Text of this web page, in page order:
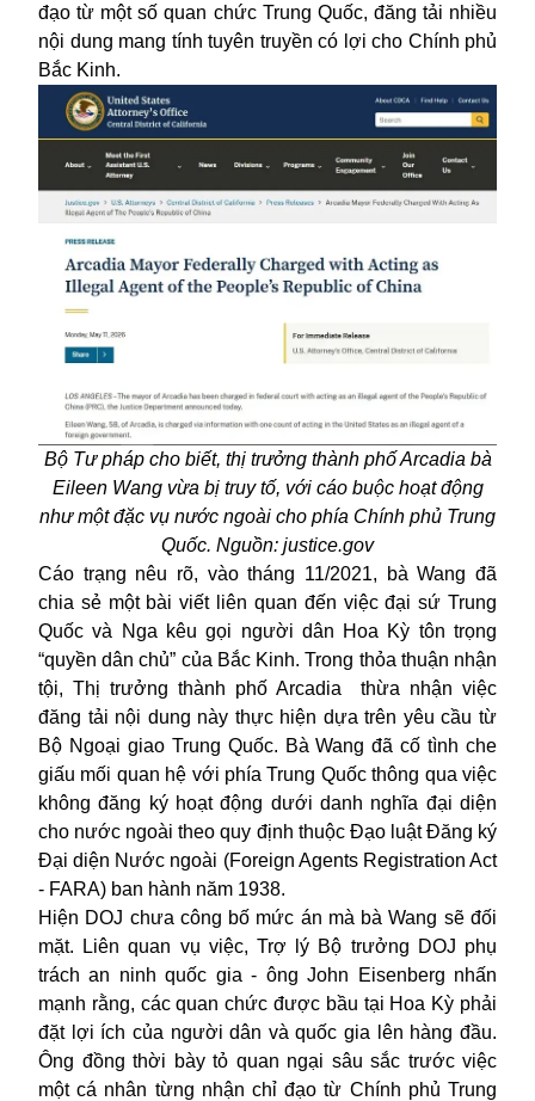
đạo từ một số quan chức Trung Quốc, đăng tải nhiều
nội dung mang tính tuyên truyền có lợi cho Chính phủ
Bắc Kinh.
Bộ Tư pháp cho biết, thị trưởng thành phố Arcadia bà
Eileen Wang vừa bị truy tố, với cáo buộc hoạt động
như một đặc vụ nước ngoài cho phía Chính phủ Trung
Quốc. Nguồn: justice.gov
Cáo trạng nêu rõ, vào tháng 11/2021, bà Wang đã
chia sẻ một bài viết liên quan đến việc đại sứ Trung
Quốc và Nga kêu gọi người dân Hoa Kỳ tôn trọng
“quyền dân chủ” của Bắc Kinh. Trong thỏa thuận nhận
tội, Thị trưởng thành phố Arcadia thừa nhận việc
đăng tải nội dung này thực hiện dựa trên yêu cầu từ
Bộ Ngoại giao Trung Quốc. Bà Wang đã cố tình che
giấu mối quan hệ với phía Trung Quốc thông qua việc
không đăng ký hoạt động dưới danh nghĩa đại diện
cho nước ngoài theo quy định thuộc Đạo luật Đăng ký
Đại diện Nước ngoài (Foreign Agents Registration Act
- FARA) ban hành năm 1938.
Hiện DOJ chưa công bố mức án mà bà Wang sẽ đối
mặt. Liên quan vụ việc, Trợ lý Bộ trưởng DOJ phụ
trách an ninh quốc gia - ông John Eisenberg nhấn
mạnh rằng, các quan chức được bầu tại Hoa Kỳ phải
đặt lợi ích của người dân và quốc gia lên hàng đầu.
Ông đồng thời bày tỏ quan ngại sâu sắc trước việc
một cá nhân từng nhận chỉ đạo từ Chính phủ Trung